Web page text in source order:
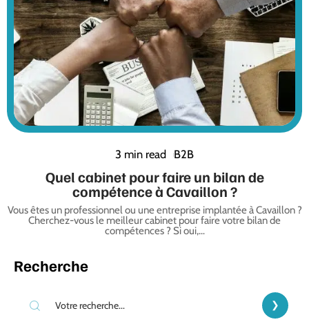
3 min read B2B
Quel cabinet pour faire un bilan de
compétence à Cavaillon ?
Vous êtes un professionnel ou une entreprise implantée à Cavaillon ?
Cherchez-vous le meilleur cabinet pour faire votre bilan de
compétences ? Si oui,…
Recherche